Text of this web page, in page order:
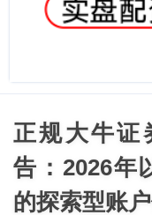
正规大牛证
告：2026年
的探索型账